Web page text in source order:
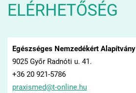
ELÉRHETŐSÉG
Egészséges Nemzedékért Alapítvány
9025 Győr Radnóti u. 41.
+36 20 921-5786
praxismed@t-online.hu